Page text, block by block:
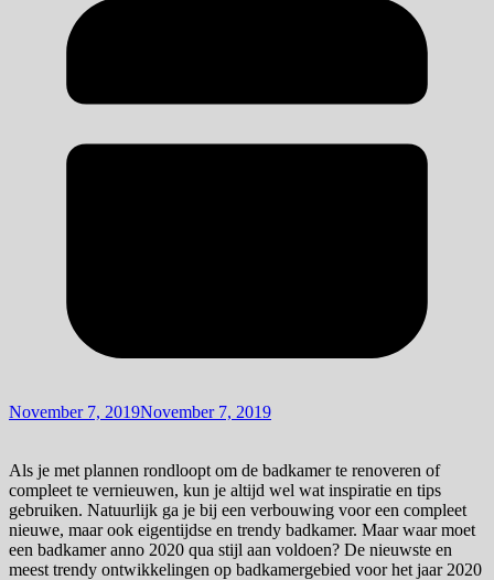
November 7, 2019November 7, 2019
Als je met plannen rondloopt om de badkamer te renoveren of
compleet te vernieuwen, kun je altijd wel wat inspiratie en tips
gebruiken. Natuurlijk ga je bij een verbouwing voor een compleet
nieuwe, maar ook eigentijdse en trendy badkamer. Maar waar moet
een badkamer anno 2020 qua stijl aan voldoen? De nieuwste en
meest trendy ontwikkelingen op badkamergebied voor het jaar 2020